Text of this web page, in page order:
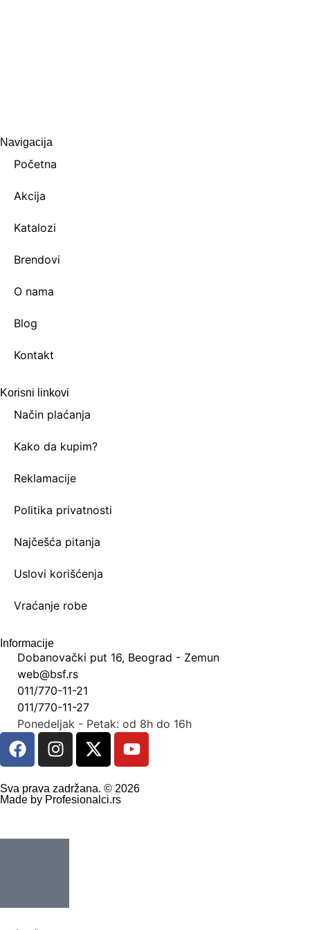
Navigacija
Početna
Akcija
Katalozi
Brendovi
O nama
Blog
Kontakt
Korisni linkovi
Način plaćanja
Kako da kupim?
Reklamacije
Politika privatnosti
Najčešća pitanja
Uslovi korišćenja
Vraćanje robe
Informacije
Dobanovački put 16, Beograd - Zemun
web@bsf.rs
011/770-11-21
011/770-11-27
Ponedeljak - Petak: od 8h do 16h
Sva prava zadržana. © 2026
Made by Profesionalci.rs